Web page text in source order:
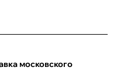
московского